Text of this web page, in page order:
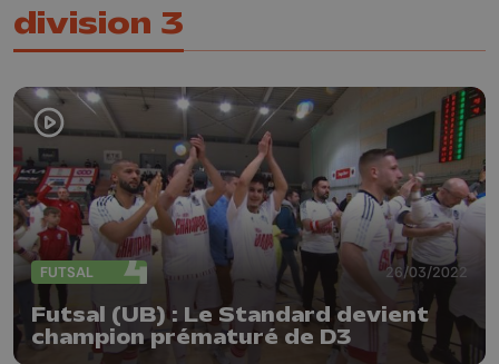
division 3
FUTSAL 26/03/2022
Futsal (UB) : Le Standard devient
champion prématuré de D3